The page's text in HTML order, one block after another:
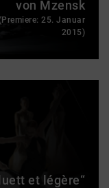
von Mzensk
25. Januar
2015)
et légère“